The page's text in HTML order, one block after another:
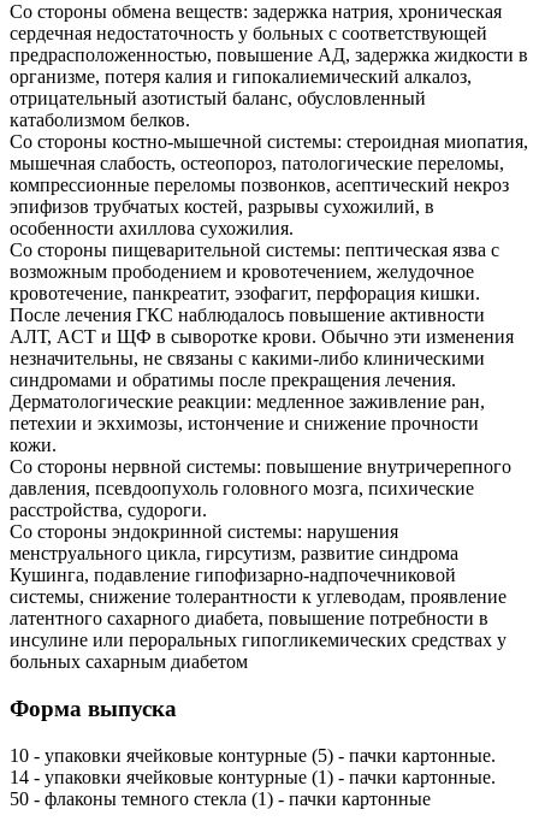
Со стороны обмена веществ: задержка натрия, хроническая
сердечная недостаточность у больных с соответствующей
предрасположенностью, повышение АД, задержка жидкости в
организме, потеря калия и гипокалиемический алкалоз,
отрицательный азотистый баланс, обусловленный
катаболизмом белков.
Со стороны костно-мышечной системы: стероидная миопатия,
мышечная слабость, остеопороз, патологические переломы,
компрессионные переломы позвонков, асептический некроз
эпифизов трубчатых костей, разрывы сухожилий, в
особенности ахиллова сухожилия.
Со стороны пищеварительной системы: пептическая язва с
возможным прободением и кровотечением, желудочное
кровотечение, панкреатит, эзофагит, перфорация кишки.
После лечения ГКС наблюдалось повышение активности
АЛТ, ACT и ЩФ в сыворотке крови. Обычно эти изменения
незначительны, не связаны с какими-либо клиническими
синдромами и обратимы после прекращения лечения.
Дерматологические реакции: медленное заживление ран,
петехии и экхимозы, истончение и снижение прочности
кожи.
Со стороны нервной системы: повышение внутричерепного
давления, псевдоопухоль головного мозга, психические
расстройства, судороги.
Со стороны эндокринной системы: нарушения
менструального цикла, гирсутизм, развитие синдрома
Кушинга, подавление гипофизарно-надпочечниковой
системы, снижение толерантности к углеводам, проявление
латентного сахарного диабета, повышение потребности в
инсулине или пероральных гипогликемических средствах у
больных сахарным диабетом
Форма выпуска
10 - упаковки ячейковые контурные (5) - пачки картонные.
14 - упаковки ячейковые контурные (1) - пачки картонные.
50 - флаконы темного стекла (1) - пачки картонные